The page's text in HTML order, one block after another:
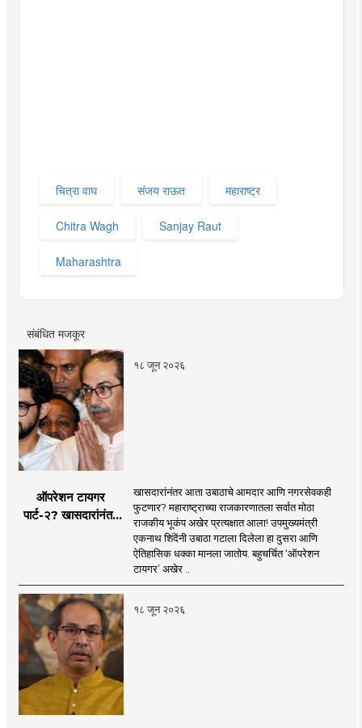
चित्रा वाघ संजय राऊत महाराष्ट्र
Chitra Wagh Sanjay Raut
Maharashtra
संबंधित मजकूर
१८ जून २०२६
ऑपरेशन टायगर
पार्ट-२? खासदारांनंतर
खासदारांनंतर आता उबाठाचे आमदार आणि नगरसेवकही
फुटणार? महाराष्ट्राच्या राजकारणातला सर्वात मोठा
राजकीय भूकंप अखेर प्रत्यक्षात आला! उपमुख्यमंत्री
एकनाथ शिंदेंनी उबाठा गटाला दिलेला हा दुसरा आणि
ऐतिहासिक धक्का मानला जातोय. बहुचर्चित ‘ऑपरेशन
टायगर’ अखेर ..
१८ जून २०२६